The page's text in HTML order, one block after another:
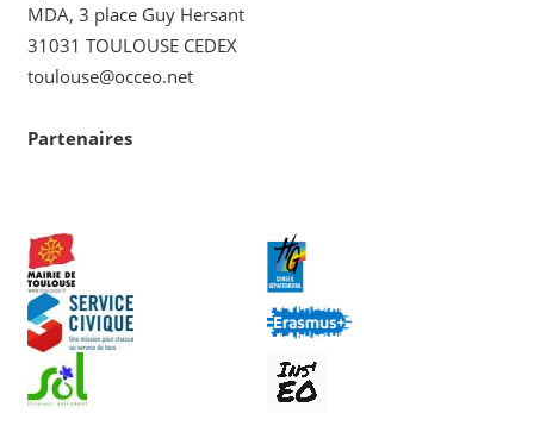
MDA, 3 place Guy Hersant
31031 TOULOUSE CEDEX
toulouse@occeo.net
Partenaires